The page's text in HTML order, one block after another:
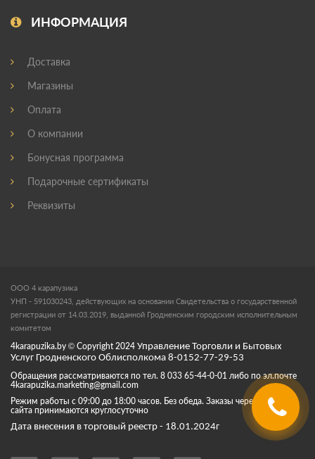
ИНФОРМАЦИЯ
Доставка
Магазины
Оплата
О компании
Бонусная программа
Подарочные сертификаты
Реквизиты
ООО 4 карапузика
УНП - 591030243, действующих на основании Свидетельства о государственной
регистрации от 14.03.2019, выданной Гродненским городским исполнительным
комитетом
4karapuzika.by © Copyright 2024 Управление Торговли и Бытовых
Услуг Гродненского Облисполкома 8-0152-77-29-53
Обращения рассматриваются по тел. 8 033 65-44-0-01 либо по эл.почте
4karapuzika.marketing@gmail.com
Режим работы с 09:00 до 18:00 часов. Без обеда. Заказы через корзину
сайта принимаются круглосуточно
Дата внесения в торговый реестр - 18.01.2024г